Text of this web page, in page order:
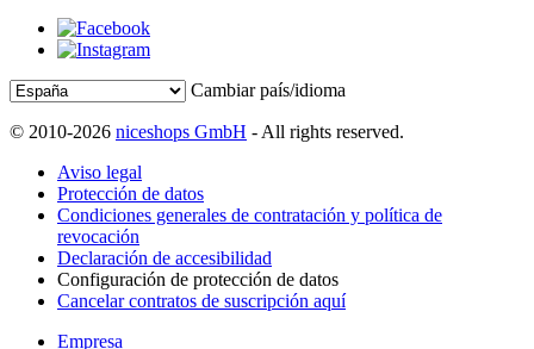
Cambiar país/idioma
© 2010-2026 niceshops GmbH - All rights reserved.
Aviso legal
Protección de datos
Condiciones generales de contratación y política de
revocación
Declaración de accesibilidad
Configuración de protección de datos
Cancelar contratos de suscripción aquí
Empresa